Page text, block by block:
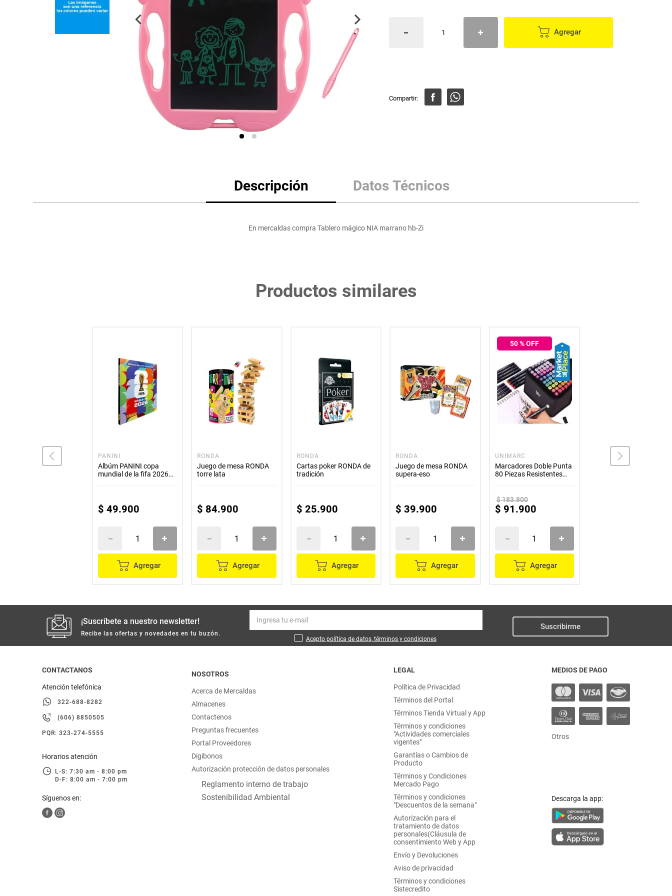
otros
Agregar
Descripción Datos Técnicos
En mercaldas compra Tablero mágico NIA marrano hb-Zi
Productos similares
Squishmallows -
PANINI
Albúm PANINI copa
mundial de la fifa 2026
$ 49.900
Agregar
RONDA
Juego de mesa RONDA
torre lata
$ 84.900
Agregar
RONDA
Cartas poker RONDA de
tradición
$ 25.900
Agregar
RONDA
Juego de mesa RONDA
supera-eso
$ 39.900
Agregar
50% OFF
UNIMARC
Marcadores Doble Punta
80 Piezas Resistentes
$183.800
$ 91.900
Agregar
DIAMOND PAINTING
Didáctico D.P diamantes
¡Suscríbete a nuestro newsletter!
Recibe las ofertas y novedades en tu buzón.
Acepto política de datos, términos y condiciones
Suscribirme
CONTACTANOS
Atención telefónica
322-688-8282
(606) 8850505
PQR: 323-274-5555
Horarios atención
L-S: 7:30 am - 8:00 pm
D-F: 8:00 am - 7:00 pm
Síguenos en:
NOSOTROS
Acerca de Mercaldas
Almacenes
Contactenos
Preguntas frecuentes
Portal Proveedores
Digibonos
Autorización protección de datos personales
Reglamento interno de trabajo
Sostenibilidad Ambiental
LEGAL
Política de Privacidad
Términos del Portal
Términos Tienda Virtual y App
Términos y condiciones
"Actividades comerciales
vigentes"
Garantías o Cambios de
Producto
Términos y Condiciones
Mercado Pago
Términos y condiciones
"Descuentos de la semana"
Autorización para el
tratamiento de datos
personales(Cláusula de
consentimiento Web y App
Envío y Devoluciones
Aviso de privacidad
Términos y condiciones
Sistecredito
MEDIOS DE PAGO
Otros
Descarga la app: